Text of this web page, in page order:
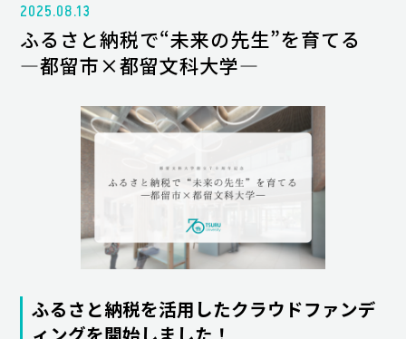
2025.08.13
ふるさと納税で“未来の先生”を育てる
—都留市×都留文科大学—
ふるさと納税を活用したクラウドファンデ